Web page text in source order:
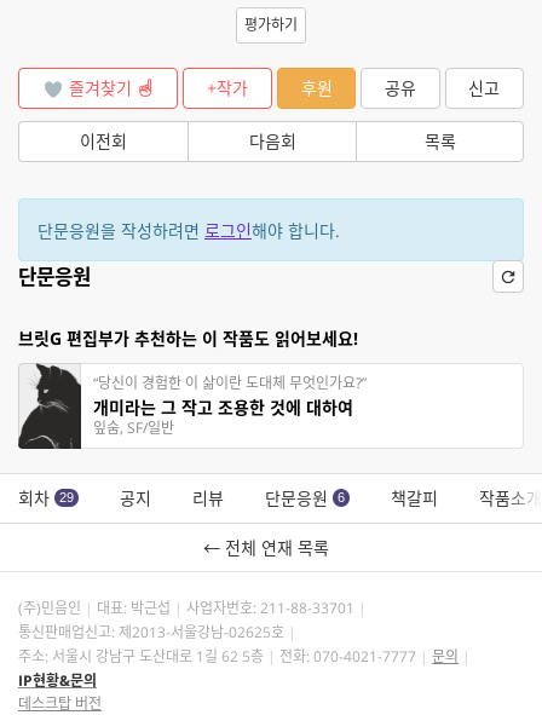
평가하기
즐겨찾기 +작가 후원 공유 신고
이전회 다음회 목록
단문응원을 작성하려면 로그인해야 합니다.
단문응원
브릿G 편집부가 추천하는 이 작품도 읽어보세요!
“당신이 경험한 이 삶이란 도대체 무엇인가요?”
개미라는 그 작고 조용한 것에 대하여
잎숨, SF/일반
회차 29 공지 리뷰 단문응원 6 책갈피 작품소개
← 전체 연재 목록
(주)민음인 대표: 박근섭 사업자번호: 211-88-33701
통신판매업신고: 제2013-서울강남-02625호
주소: 서울시 강남구 도산대로 1길 62 5층
전화: 070-4021-7777
문의
IP현황&문의
데스크탑 버전